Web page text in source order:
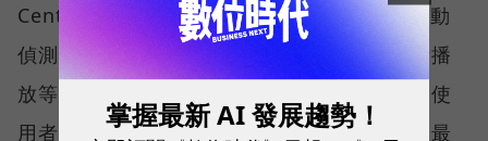
Center 中控軟體，其中「AI 智慧引擎」能自動
偵測使用情境（如視訊會議、文書處理、影音播
放等），主動調節各項硬體設定與效能表現，使
用者無需動手調整參數，系統便能持續維持在最
掌握最新 AI 發展趨勢！